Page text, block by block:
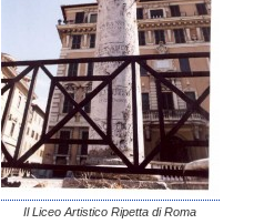
Il Liceo Artistico Ripetta di Roma